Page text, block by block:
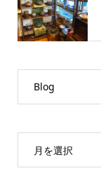
Blog
月を選択